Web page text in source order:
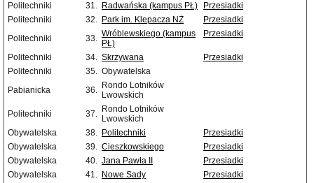
Politechniki
31. Radwańska (kampus PŁ)
Przesiadki
Politechniki
32. Park im. Klepacza NŻ
Przesiadki
Politechniki
33. Wróblewskiego (kampus
PŁ)
Przesiadki
Politechniki 34. Skrzywana
Przesiadki
Politechniki
35. Obywatelska
Pabianicka
36. Rondo Lotników
Lwowskich
Politechniki
37. Rondo Lotników
Lwowskich
Obywatelska
38. Politechniki
Przesiadki
Obywatelska
39. Cieszkowskiego
Przesiadki
Obywatelska
40. Jana Pawła II
Przesiadki
Obywatelska
41. Nowe Sady
Przesiadki